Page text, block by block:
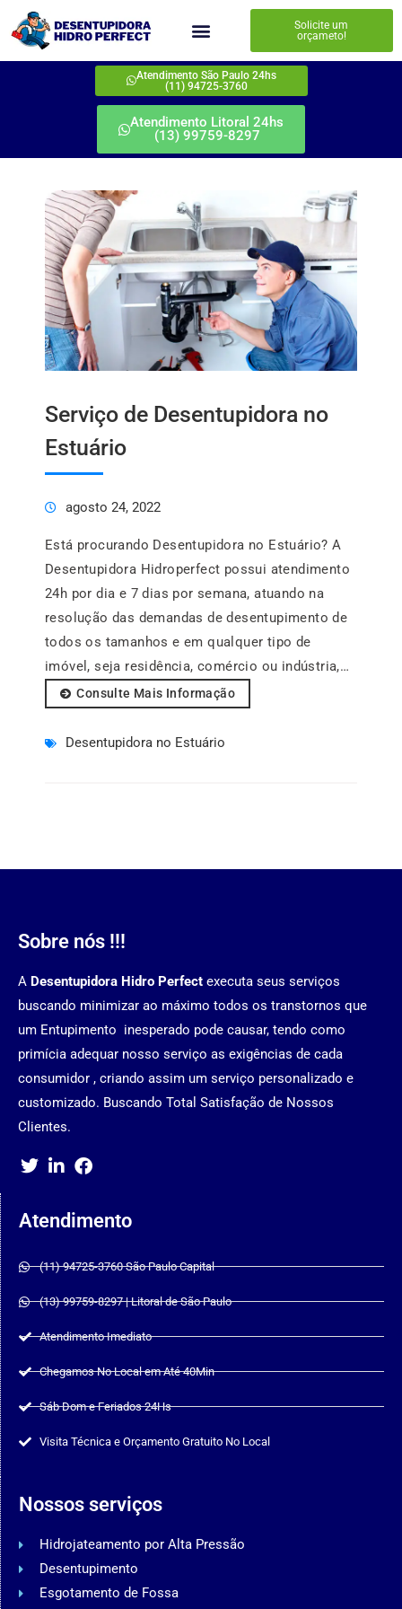
Solicite um
orçameto!
Atendimento São Paulo 24hs
(11) 94725-3760
Atendimento Litoral 24hs
(13) 99759-8297
Serviço de Desentupidora no
Estuário
agosto 24, 2022
Está procurando Desentupidora no Estuário? A
Desentupidora Hidroperfect possui atendimento
24h por dia e 7 dias por semana, atuando na
resolução das demandas de desentupimento de
todos os tamanhos e em qualquer tipo de
imóvel, seja residência, comércio ou indústria,…
Consulte Mais Informação
Desentupidora no Estuário
Sobre nós !!!
A Desentupidora Hidro Perfect executa seus serviços
buscando minimizar ao máximo todos os transtornos que
um Entupimento inesperado pode causar, tendo como
primícia adequar nosso serviço as exigências de cada
consumidor , criando assim um serviço personalizado e
customizado. Buscando Total Satisfação de Nossos
Clientes.
Atendimento
(11) 94725-3760 São Paulo Capital
(13) 99759-8297 | Litoral de São Paulo
Atendimento Imediato
Chegamos No Local em Até 40Min
Sáb Dom e Feriados 24Hs
Visita Técnica e Orçamento Gratuito No Local
Nossos serviços
Hidrojateamento por Alta Pressão
Desentupimento
Esgotamento de Fossa